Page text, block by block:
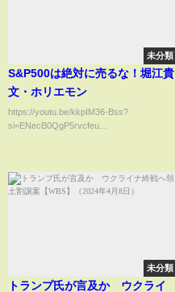
未分類
S&P500は絶対に売るな！堀江貴
文・ホリエモン
https://youtu.be/kkpIM36-Bss?
si=ENecB0QgP5rvcfeu...
未分類
トランプ氏が言及か ウクライ